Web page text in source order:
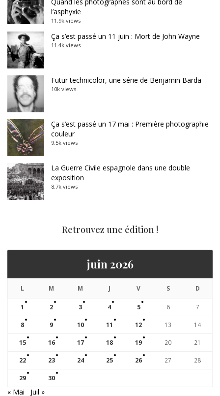
Quand les photographes sont au bord de
l’asphyxie
11.9k views
Ça s’est passé un 11 juin : Mort de John Wayne
11.4k views
Futur technicolor, une série de Benjamin Barda
10k views
Ça s’est passé un 17 mai : Première photographie
couleur
9.5k views
La Guerre Civile espagnole dans une double
exposition
8.7k views
Retrouvez une édition !
juin 2026
L M M J V S D
1 2 3 4 5 6 7
8 9 10 11 12 13 14
15 16 17 18 19 20 21
22 23 24 25 26 27 28
29 30
« Mai Juil »